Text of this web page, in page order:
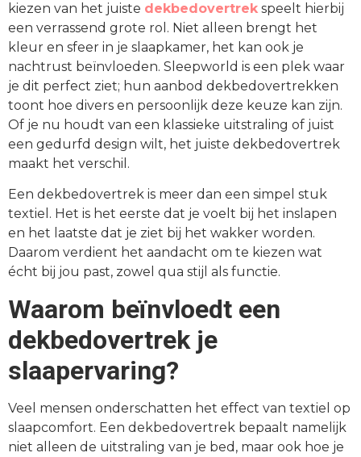
kiezen van het juiste dekbedovertrek speelt hierbij
een verrassend grote rol. Niet alleen brengt het
kleur en sfeer in je slaapkamer, het kan ook je
nachtrust beïnvloeden. Sleepworld is een plek waar
je dit perfect ziet; hun aanbod dekbedovertrekken
toont hoe divers en persoonlijk deze keuze kan zijn.
Of je nu houdt van een klassieke uitstraling of juist
een gedurfd design wilt, het juiste dekbedovertrek
maakt het verschil.
Een dekbedovertrek is meer dan een simpel stuk
textiel. Het is het eerste dat je voelt bij het inslapen
en het laatste dat je ziet bij het wakker worden.
Daarom verdient het aandacht om te kiezen wat
écht bij jou past, zowel qua stijl als functie.
Waarom beïnvloedt een
dekbedovertrek je
slaapervaring?
Veel mensen onderschatten het effect van textiel op
slaapcomfort. Een dekbedovertrek bepaalt namelijk
niet alleen de uitstraling van je bed, maar ook hoe je